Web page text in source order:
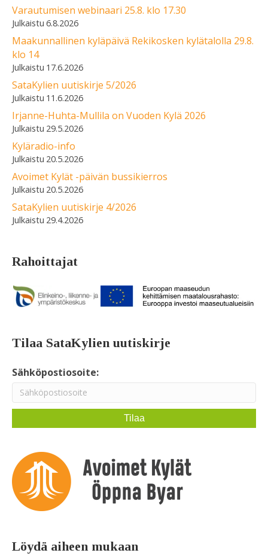
Varautumisen webinaari 25.8. klo 17.30
6.8.2026
Maakunnallinen kyläpäivä Rekikosken kylätalolla 29.8.
klo 14
17.6.2026
SataKylien uutiskirje 5/2026
11.6.2026
Irjanne-Huhta-Mullila on Vuoden Kylä 2026
29.5.2026
Kyläradio-info
20.5.2026
Avoimet Kylät -päivän bussikierros
20.5.2026
SataKylien uutiskirje 4/2026
29.4.2026
Rahoittajat
Tilaa SataKylien uutiskirje
Sähköpostiosoite:
Löydä aiheen mukaan